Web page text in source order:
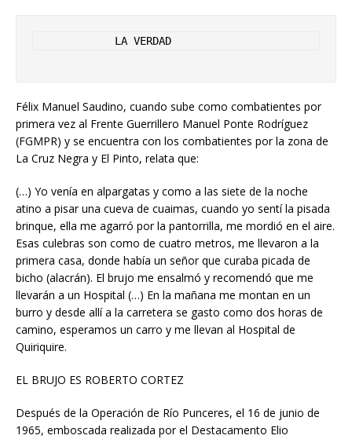
             LA VERDAD
Félix Manuel Saudino, cuando sube como combatientes por
primera vez al Frente Guerrillero Manuel Ponte Rodríguez
(FGMPR) y se encuentra con los combatientes por la zona de
La Cruz Negra y El Pinto, relata que:
(…) Yo venía en alpargatas y como a las siete de la noche
atino a pisar una cueva de cuaimas, cuando yo sentí la pisada
brinque, ella me agarró por la pantorrilla, me mordió en el aire.
Esas culebras son como de cuatro metros, me llevaron a la
primera casa, donde había un señor que curaba picada de
bicho (alacrán). El brujo me ensalmó y recomendó que me
llevarán a un Hospital (…) En la mañana me montan en un
burro y desde allí a la carretera se gasto como dos horas de
camino, esperamos un carro y me llevan al Hospital de
Quiriquire.
EL BRUJO ES ROBERTO CORTEZ
Después de la Operación de Río Punceres, el 16 de junio de
1965, emboscada realizada por el Destacamento Elio